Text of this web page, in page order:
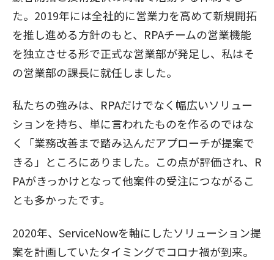
た。2019年には全社的に営業力を高めて新規開拓
を推し進める方針のもと、RPAチームの営業機能
を独立させる形で正式な営業部が発足し、私はそ
の営業部の課長に就任しました。
私たちの強みは、RPAだけでなく幅広いソリュー
ションを持ち、単に言われたものを作るのではな
く「業務改善まで踏み込んだアプローチが提案で
きる」ところにありました。この点が評価され、R
PAがきっかけとなって他案件の受注につながるこ
とも多かったです。
2020年、ServiceNowを軸にしたソリューション提
案を計画していたタイミングでコロナ禍が到来。